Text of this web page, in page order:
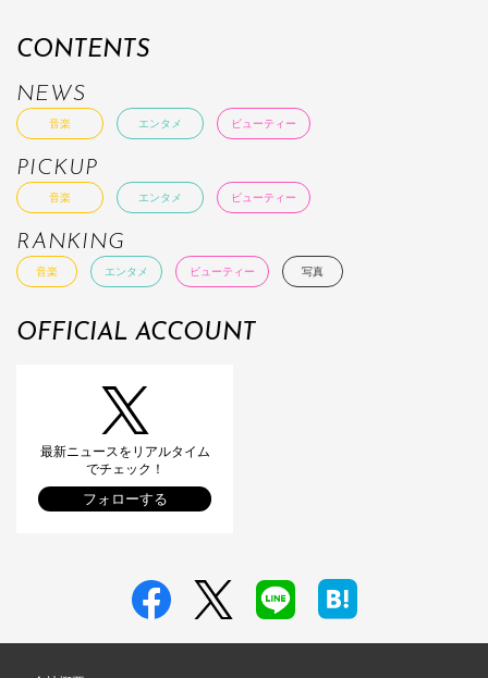
CONTENTS
NEWS
音楽 エンタメ ビューティー
PICKUP
音楽 エンタメ ビューティー
RANKING
音楽 エンタメ ビューティー 写真
OFFICIAL ACCOUNT
最新ニュースをリアルタイム
でチェック！
フォローする